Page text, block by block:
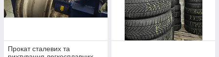
Прокат сталевих та